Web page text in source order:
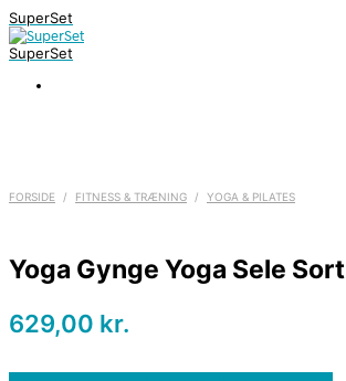
SuperSet
SuperSet
FORSIDE / FITNESS & TRÆNING / YOGA & PILATES
Yoga Gynge Yoga Sele Sort
629,00 kr.